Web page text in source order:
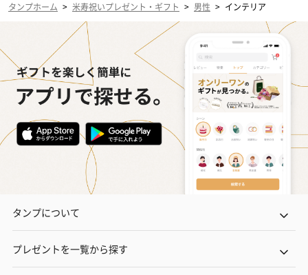
タンプホーム > 米寿祝いプレゼント・ギフト > 男性 > インテリア
タンプについて
プレゼントを一覧から探す